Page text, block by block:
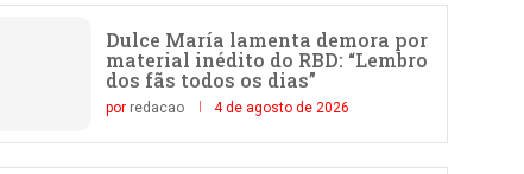
Dulce María lamenta demora por
material inédito do RBD: “Lembro
dos fãs todos os dias”
por redacao 4 de agosto de 2026